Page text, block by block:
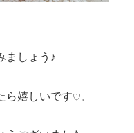
ましょう♪
ら嬉しいです♡。